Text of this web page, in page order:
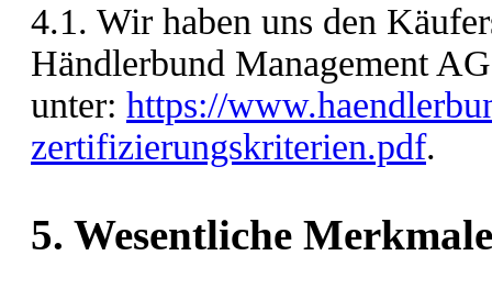
4.1. Wir haben uns den
Händlerbund Management
unter: https://
zertifizierungskriterien.pdf.
5. Wesentliche